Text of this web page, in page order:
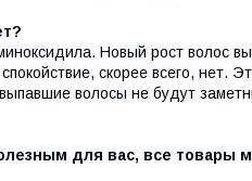
Новый рост волос
скорее всего, нет.
волосы не будут
для вас, все товары